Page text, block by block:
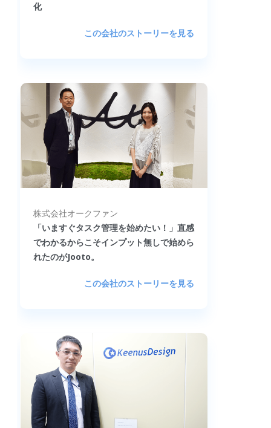
化
この会社のストーリーを見る
株式会社オークファン
「いますぐタスク管理を始めたい！」直感
でわかるからこそインプット無しで始めら
れたのがJooto。
この会社のストーリーを見る